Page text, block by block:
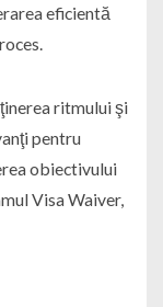
eficientă
ritmului şi
pentru
obiectivului
Visa Waiver,